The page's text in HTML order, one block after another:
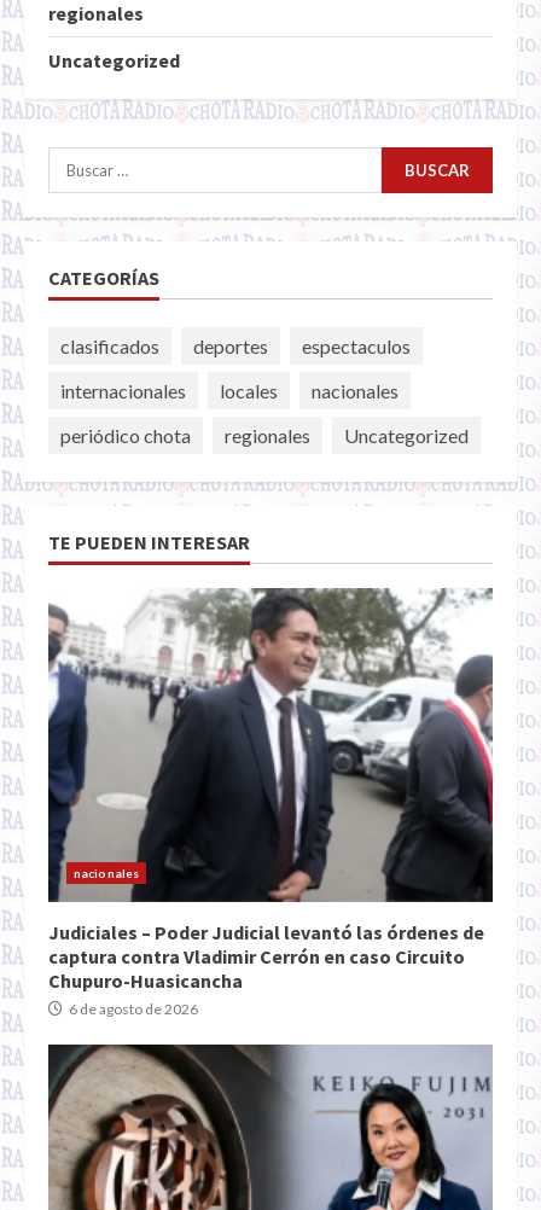
regionales
Uncategorized
Buscar:
CATEGORÍAS
clasificados deportes
espectaculos
internacionales
locales
nacionales
periódico chota
regionales Uncategorized
TE PUEDEN INTERESAR
nacionales
Judiciales – Poder Judicial levantó las órdenes de
captura contra Vladimir Cerrón en caso Circuito
Chupuro-Huasicancha
6 de agosto de 2026